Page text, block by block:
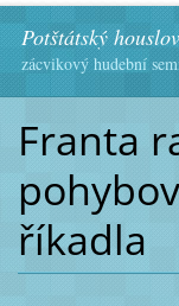
Potštátský
zácvikový hudební
Franta
říkadla